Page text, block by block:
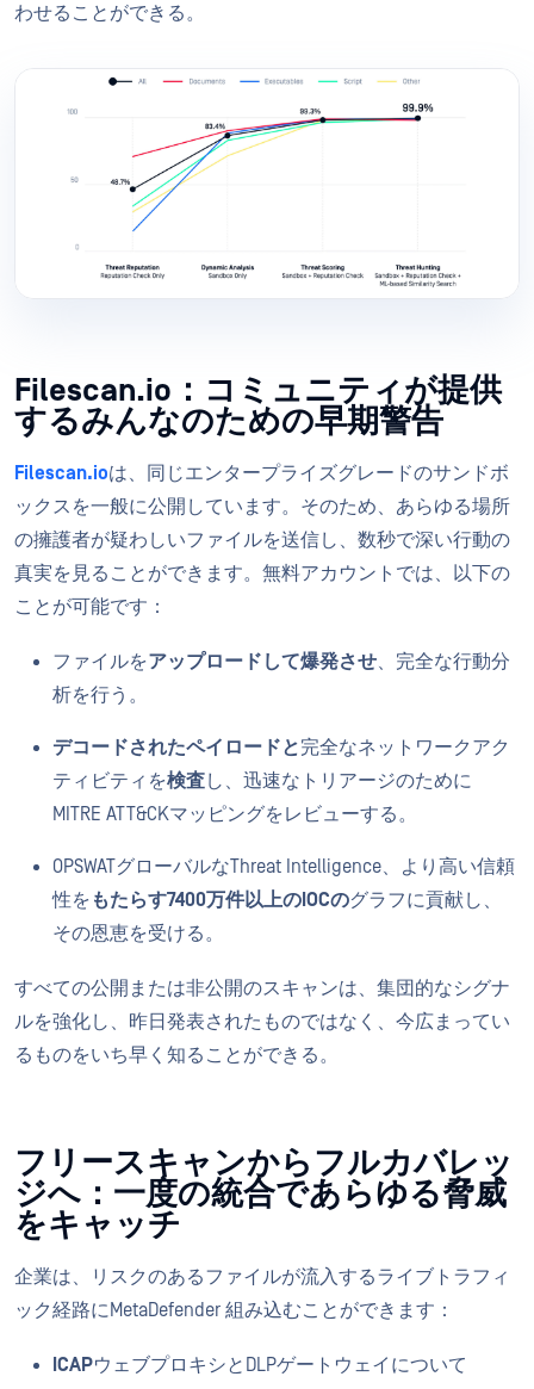
わせることができる。
Filescan.io：コミュニティが提供
するみんなのための早期警告
Filescan.ioは、同じエンタープライズグレードのサンドボ
ックスを一般に公開しています。そのため、あらゆる場所
の擁護者が疑わしいファイルを送信し、数秒で深い行動の
真実を見ることができます。無料アカウントでは、以下の
ことが可能です：
ファイルをアップロードして爆発させ、完全な行動分
析を行う。
デコードされたペイロードと完全なネットワークアク
ティビティを検査し、迅速なトリアージのために
MITRE ATT&CKマッピングをレビューする。
OPSWATグローバルなThreat Intelligence、より高い信頼
性を もたらす7400万件以上のIOCのグラフに貢献し、
その恩恵を受ける。
すべての公開または非公開のスキャンは、集団的なシグナ
ルを強化し、昨日発表されたものではなく、今広まってい
るものをいち早く知ることができる。
フリースキャンからフルカバレッ
ジへ：一度の統合であらゆる脅威
をキャッチ
企業は、リスクのあるファイルが流入するライブトラフィ
ック経路にMetaDefender 組み込むことができます：
ICAPウェブプロキシとDLPゲートウェイについて